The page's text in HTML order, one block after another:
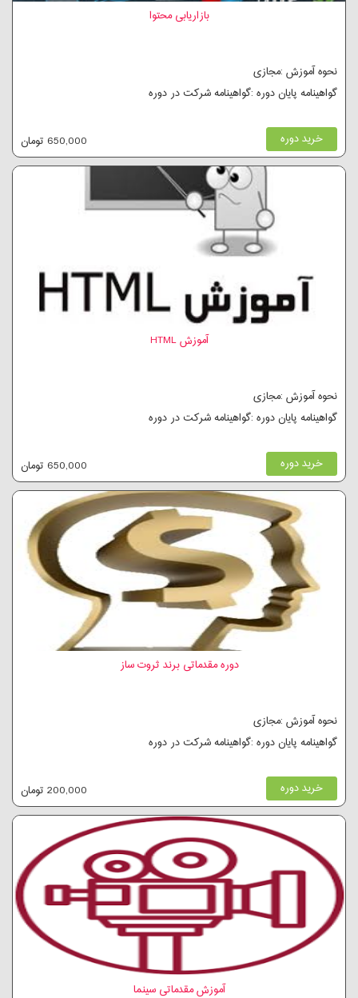
بازاریابی محتوا
نحوه آموزش :مجازی
گواهینامه پایان دوره :گواهینامه شرکت در دوره
خرید دوره 650,000 تومان
آموزش HTML
نحوه آموزش :مجازی
گواهینامه پایان دوره :گواهینامه شرکت در دوره
خرید دوره 650,000 تومان
دوره مقدماتی برند ثروت ساز
نحوه آموزش :مجازی
گواهینامه پایان دوره :گواهینامه شرکت در دوره
خرید دوره 200,000 تومان
آموزش مقدماتی سینما